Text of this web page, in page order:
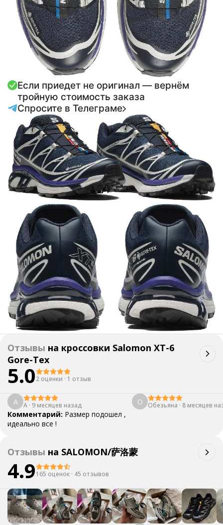
Если приедет не оригинал — вернём
тройную стоимость заказа
Спросите в Телеграме
Отзывы на кроссовки Salomon XT-6
Gore-Tex
5.02 оценки · 1 отзыв
А А · 9 месяцев назад
Комментарий: Размер подошел ,
идеально все !
О Обезьяна · 8 месяцев
Отзывы на SALOMON/萨洛蒙
4.9165 оценок · 45 отзывов